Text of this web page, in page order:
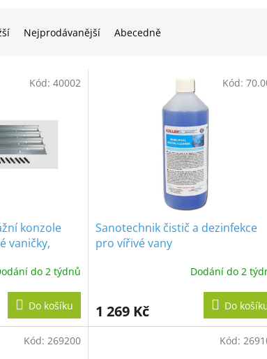
Nejprodávanější Abecedně
konzole
vaničky,
do 2 týdnů
Do košíku
Kód: 40002
Sanotechnik čistič a dezinfekce
pro vířivé vany
Dodání do 2
1 269 Kč Do
Kód:
Kód: 269200 Kód: